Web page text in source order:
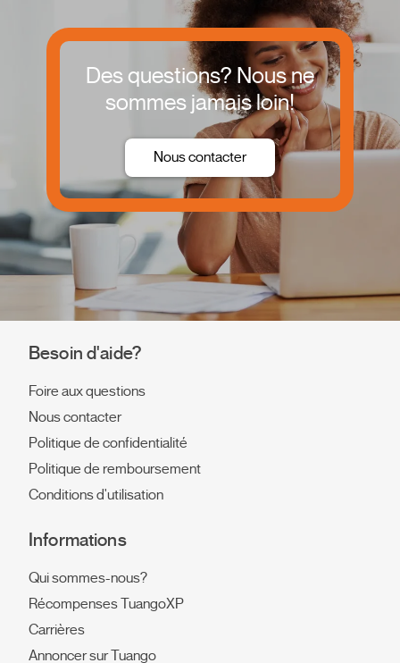
Des questions? Nous ne
sommes jamais loin!
Nous contacter
Besoin d'aide?
Foire aux questions
Nous contacter
Politique de confidentialité
Politique de remboursement
Conditions d'utilisation
Informations
Qui sommes-nous?
Récompenses TuangoXP
Carrières
Annoncer sur Tuango